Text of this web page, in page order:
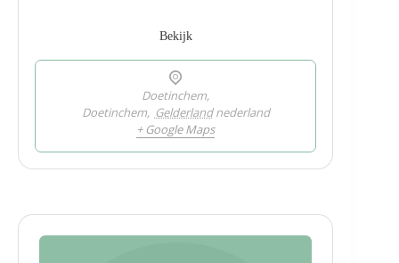
Bekijk
Doetinchem,
Doetinchem, Gelderland nederland
+ Google Maps